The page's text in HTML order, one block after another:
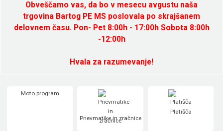
Obveščamo vas, da bo v mesecu avgustu naša
trgovina Bartog PE MS poslovala po skrajšanem
delovnem času. Pon- Pet 8:00h - 17:00h Sobota 8:00h
-12:00h
Hvala za razumevanje!
Moto program
Pnevmatike in zračnice
Platišča